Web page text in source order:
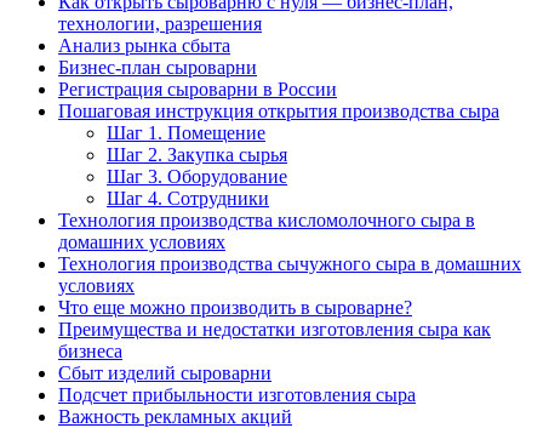
технологии, разрешения
Анализ рынка сбыта
Бизнес-план сыроварни
Регистрация сыроварни в России
Пошаговая инструкция открытия производства сыра
Шаг 1. Помещение
Шаг 2. Закупка сырья
Шаг 3. Оборудование
Шаг 4. Сотрудники
Технология производства кисломолочного сыра в
домашних условиях
Технология производства сычужного сыра в домашних
условиях
Что еще можно производить в сыроварне?
Преимущества и недостатки изготовления сыра как
бизнеса
Сбыт изделий сыроварни
Подсчет прибыльности изготовления сыра
Важность рекламных акций